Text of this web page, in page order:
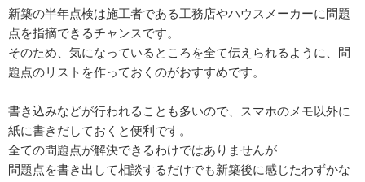
新築の半年点検は施工者である工務店やハウスメーカーに問題
点を指摘できるチャンスです。
そのため、気になっているところを全て伝えられるように、問
題点のリストを作っておくのがおすすめです。
書き込みなどが行われることも多いので、スマホのメモ以外に
紙に書きだしておくと便利です。
全ての問題点が解決できるわけではありませんが
問題点を書き出して相談するだけでも新築後に感じたわずかな